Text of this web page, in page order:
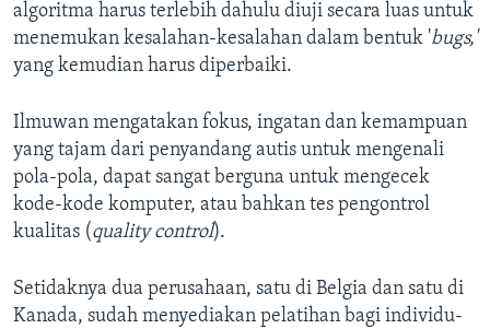
algoritma harus terlebih dahulu diuji secara luas untuk
menemukan kesalahan-kesalahan dalam bentuk 'bugs,'
yang kemudian harus diperbaiki.
Ilmuwan mengatakan fokus, ingatan dan kemampuan
yang tajam dari penyandang autis untuk mengenali
pola-pola, dapat sangat berguna untuk mengecek
kode-kode komputer, atau bahkan tes pengontrol
kualitas (quality control).
Setidaknya dua perusahaan, satu di Belgia dan satu di
Kanada, sudah menyediakan pelatihan bagi individu-